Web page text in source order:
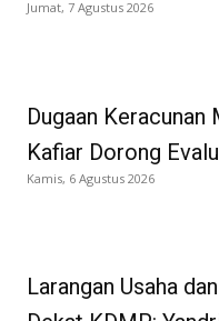
Jumat, 7 Agustus 2026
Dugaan Keracunan
Kafiar Dorong
Kamis, 6 Agustus 2026
Larangan Usaha